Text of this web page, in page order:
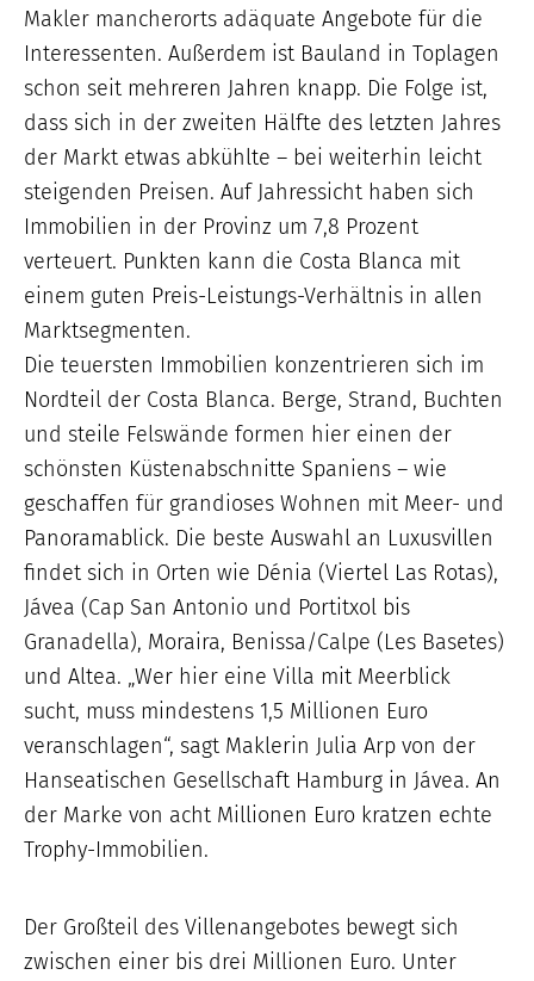
Makler mancherorts adäquate Angebote für die
Interessenten. Außerdem ist Bauland in Toplagen
schon seit mehreren Jahren knapp. Die Folge ist,
dass sich in der zweiten Hälfte des letzten Jahres
der Markt etwas abkühlte – bei weiterhin leicht
steigenden Preisen. Auf Jahressicht haben sich
Immobilien in der Provinz um 7,8 Prozent
verteuert. Punkten kann die Costa Blanca mit
einem guten Preis-Leistungs-Verhältnis in allen
Marktsegmenten.
Die teuersten Immobilien konzentrieren sich im
Nordteil der Costa Blanca. Berge, Strand, Buchten
und steile Felswände formen hier einen der
schönsten Küstenabschnitte Spaniens – wie
geschaffen für grandioses Wohnen mit Meer- und
Panoramablick. Die beste Auswahl an Luxusvillen
findet sich in Orten wie Dénia (Viertel Las Rotas),
Jávea (Cap San Antonio und Portitxol bis
Granadella), Moraira, Benissa/Calpe (Les Basetes)
und Altea. „Wer hier eine Villa mit Meerblick
sucht, muss mindestens 1,5 Millionen Euro
veranschlagen“, sagt Maklerin Julia Arp von der
Hanseatischen Gesellschaft Hamburg in Jávea. An
der Marke von acht Millionen Euro kratzen echte
Trophy-Immobilien.
Der Großteil des Villenangebotes bewegt sich
zwischen einer bis drei Millionen Euro. Unter